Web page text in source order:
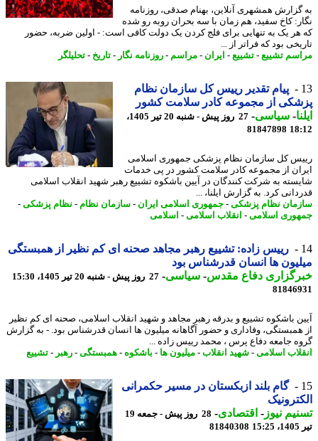
همشهری آنلاین، بهنام صدقی، روزنامه
کاخ سفید، هم زمان با سه بحران روبه رو شده
یک به تنهایی برای فلج کردن یک دولت کافی است: - اولین ضربه، حضور
بود که فراتر از ...
تشییع-تشییع-ایران - مراسم -روزنامه نگار -تاریخ- تحلیلگر
پیام تقدیر رییس کل سازمان نظام
از مجموعه کادر سلامت کشور
-سیاسی-
27 روز پیش - شنبه 20 تیر 1405،
81847898
کل سازمان نظام پزشکی جمهوری اسلامی
از مجموعه کادر سلامت کشور در پی خدمات
به شرکت کنندگان در آیین باشکوه تشییع رهبر شهید انقلاب اسلامی
کرد. به گزارش ایلنا، ...
نظام پزشکی-جمهوری اسلامی ایران - سازمان نظام-نظام پزشکی-
اسلامی-انقلاب اسلامی-اسلامی
رییس زاده: تشییع رهبر مجاهد صحنه ای کم نظیر از همبستگی
ها انسان قدرشناس بود
دفاع مقدس-سیاسی-27 روز پیش - شنبه 20 تیر 1405، 15:30
باشکوه تشییع و بدرقه رهبر مجاهد و شهید انقلاب اسلامی، صحنه ای کم نظیر
وفاداری و حضور آگاهانه میلیون ها انسان قدرشناس بود. - به گزارش
جامعه دفاع پرس ، محمد رییس زاده ...
اسلامی-شهید انقلاب-میلیون ها- باشکوه-همبستگی-رهبر -تشییع
گام بلند ازبکستان در مسیر حکمرانی
نیوز-اقتصادی-
28 روز پیش - جمعه 19
81840308